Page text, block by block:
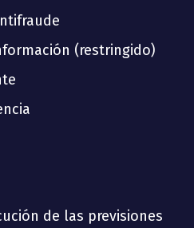
(restringido)
de las previsiones